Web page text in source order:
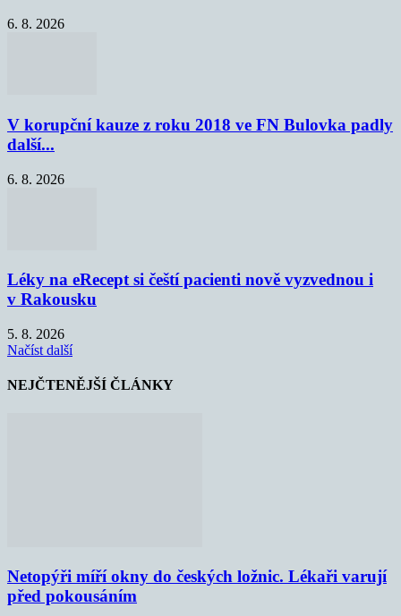
6. 8. 2026
V korupční kauze z roku 2018 ve FN Bulovka padly
další...
6. 8. 2026
Léky na eRecept si čeští pacienti nově vyzvednou i
v Rakousku
5. 8. 2026
Načíst další
NEJČTENĚJŠÍ ČLÁNKY
Netopýři míří okny do českých ložnic. Lékaři varují
před pokousáním